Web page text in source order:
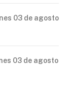
03 de agosto
03 de agosto